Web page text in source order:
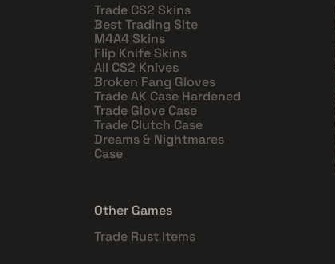
Trade CS2 Skins
Best Trading Site
M4A4 Skins
Flip Knife Skins
All CS2 Knives
Broken Fang Gloves
Trade AK Case Hardened
Trade Glove Case
Trade Clutch Case
Dreams & Nightmares
Case
Other Games
Trade Rust Items